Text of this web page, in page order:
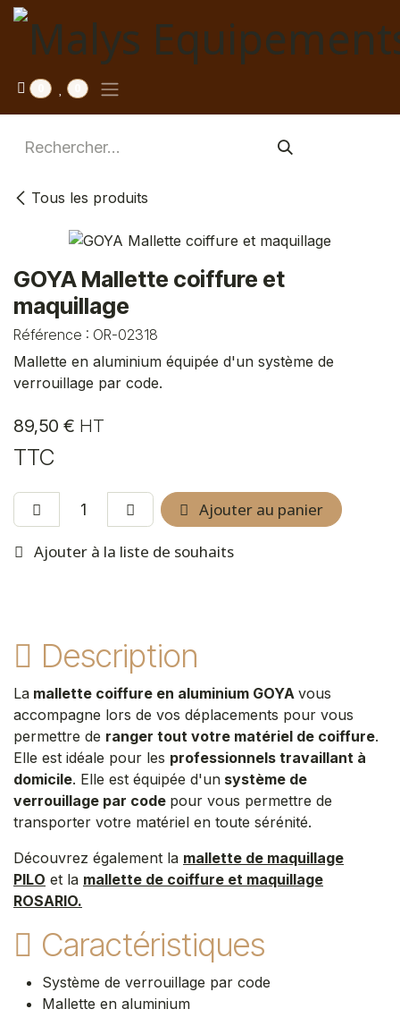
Se rendre au contenu
Tous les produits
GOYA Mallette coiffure et
maquillage
Référence : OR-02318
Mallette en aluminium équipée d'un système de
verrouillage par code.
89,50 € HT
TTC
Ajouter au panier
Ajouter à la liste de souhaits
Description
La mallette coiffure en aluminium GOYA vous
accompagne lors de vos déplacements pour vous
permettre de ranger tout votre matériel de coiffure.
Elle est idéale pour les professionnels travaillant à
domicile. Elle est équipée d'un système de
verrouillage par code pour vous permettre de
transporter votre matériel en toute sérénité.
Découvrez également la mallette de maquillage
PILO et la mallette de coiffure et maquillage
ROSARIO.
Caractéristiques
Système de verrouillage par code
Mallette en aluminium